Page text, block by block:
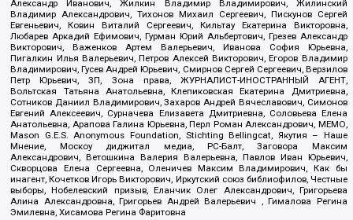
Александр Иванович, Жилкин Владимир Владимирович, Жилинский
Владимир Александрович, Тихонов Михаил Сергеевич, Пискунов Сергей
Евгеньевич, Ковин Виталий Сергеевич, Кильтау Екатерина Викторовна,
Любарев Аркадий Ефимович, Гурман Юрий Альбертович, Грезев Александр
Викторович, Важенков Артем Валерьевич, Иванова София Юрьевна,
Пигалкин Илья Валерьевич, Петров Алексей Викторович, Егоров Владимир
Владимирович, Гусев Андрей Юрьевич, Смирнов Сергей Сергеевич, Верзилов
Петр Юрьевич, ЗП, Зона права, ЖУРНАЛИСТ-ИНОСТРАННЫЙ АГЕНТ,
Вольтская Татьяна Анатольевна, Клепиковская Екатерина Дмитриевна,
Сотников Даниил Владимирович, Захаров Андрей Вячеславович, Симонов
Евгений Алексеевич, Сурначева Елизавета Дмитриевна, Соловьева Елена
Анатольевна, Арапова Галина Юрьевна, Перл Роман Александрович, МЕМО,
Mason G.E.S. Anonymous Foundation, Stichting Bellingcat, Якутия – Наше
Мнение, Москоу диджитал медиа, РС-Балт, Заговора Максим
Александрович, Ветошкина Валерия Валерьевна, Павлов Иван Юрьевич,
Скворцова Елена Сергеевна, Оленичев Максим Владимирович, Как бы
инагент, Кочетков Игорь Викторович, Иркутский союз библиофилов, Честные
выборы, Нобелевский призыв, Еланчик Олег Александрович, Григорьева
Алина Александровна, Григорьев Андрей Валерьевич , Гималова Регина
Эмилевна, Хисамова Регина Фаритовна